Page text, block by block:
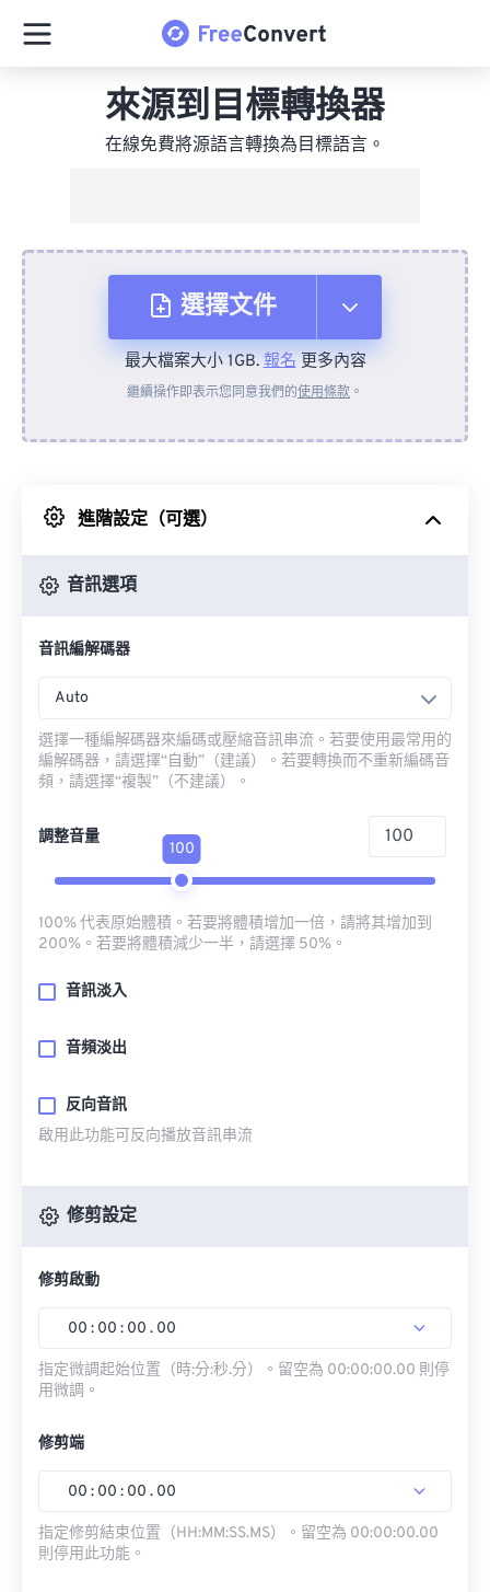
來源到目標轉換器
在線免費將源語言轉換為目標語言。
選擇文件
來自裝置
來自 Google 雲端硬碟
最大檔案大小 1GB.報名更多內容
繼續操作即表示您同意我們的使用條款 。
進階設定（可選）
音訊選項
音訊編解碼器
Auto
選擇一種編解碼器來編碼或壓縮音訊串流。若要使用最常用的
編解碼器，請選擇“自動”（建議）。若要轉換而不重新編碼音
頻，請選擇“複製”（不建議）。
調整音量
100
100% 代表原始體積。若要將體積增加一倍，請將其增加到
200%。若要將體積減少一半，請選擇 50%。
音訊淡入
音頻淡出
反向音訊
啟用此功能可反向播放音訊串流
修剪設定
修剪啟動
00 : 00 : 00 . 00
指定微調起始位置（時:分:秒.分）。留空為 00:00:00.00 則停
用微調。
修剪端
00 : 00 : 00 . 00
指定修剪結束位置（HH:MM:SS.MS）。留空為 00:00:00.00
則停用此功能。